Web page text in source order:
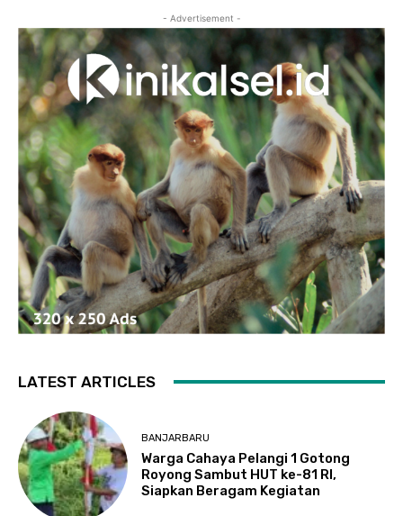
- Advertisement -
LATEST ARTICLES
BANJARBARU
Warga Cahaya Pelangi 1 Gotong
Royong Sambut HUT ke-81 RI,
Siapkan Beragam Kegiatan